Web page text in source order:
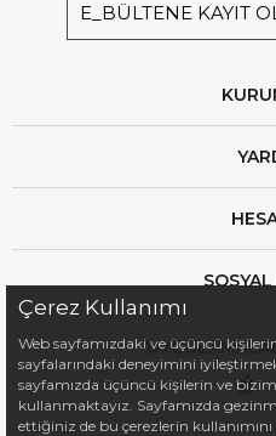
E_BÜLTENE KAYIT
Çerez Kullanımı
Web sayfamızdaki ve üçüncü
sayfalarındaki deneyimini
sayfamızda üçüncü kişilerin ve
kullanmaktayız. Sayfamızda
ettiğiniz de bu çerezlerin